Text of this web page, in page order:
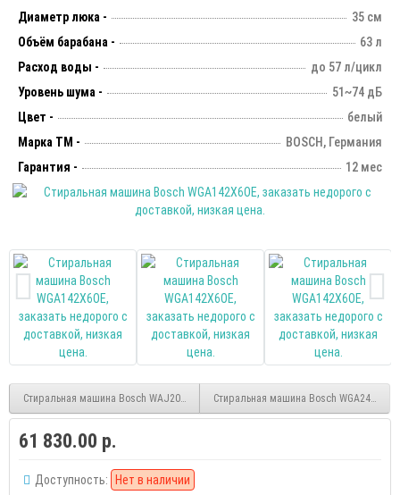
Диаметр люка -
35 см
Объём барабана -
63 л
Расход воды -
до 57 л/цикл
Уровень шума -
51~74 дБ
Цвет -
белый
Марка ТМ -
BOSCH, Германия
Гарантия -
12 мес
Стиральная машина Bosch WAJ2018SME Serie 2 inverter
Стиральная машина Bosch
61 830.00 р.
Доступность: Нет в наличии